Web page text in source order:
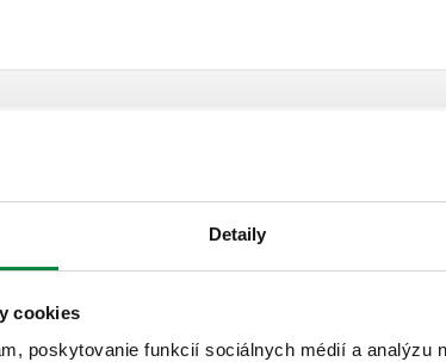
Detaily
cookies
poskytovanie funkcií sociálnych médií a analýzu